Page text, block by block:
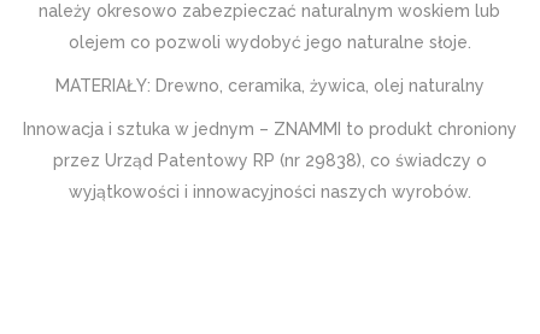
należy okresowo zabezpieczać naturalnym woskiem lub
olejem co pozwoli wydobyć jego naturalne słoje.
MATERIAŁY: Drewno, ceramika, żywica, olej naturalny
Innowacja i sztuka w jednym – ZNAMMI to produkt chroniony
przez Urząd Patentowy RP (nr 29838), co świadczy o
wyjątkowości i innowacyjności naszych wyrobów.